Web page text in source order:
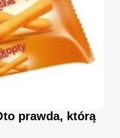
prawda, którą